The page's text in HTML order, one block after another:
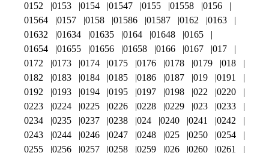
0152
0153 0154 01547 0155 01558
0156
01564
0157 0158 01586 01587 0162
0163
01632
01634 01635 0164 01648
0165
01654
01655 01656 01658 0166 0167
017
0172
0173 0174 0175 0176 0178 0179
018
0182
0183 0184 0185 0186 0187 019
0191
0192
0193 0194 0195 0197 0198 022
0220
0223
0224 0225 0226 0228 0229 023
0233
0234
0235 0237 0238 024 0240 0241
0242
0243
0244 0246 0247 0248 025 0250
0254
0255
0256 0257 0258 0259 026 0260 0261